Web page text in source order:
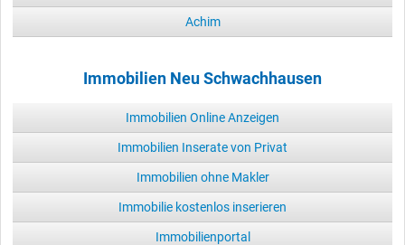
Achim
Immobilien Neu Schwachhausen
Immobilien Online Anzeigen
Immobilien Inserate von Privat
Immobilien ohne Makler
Immobilie kostenlos inserieren
Immobilienportal